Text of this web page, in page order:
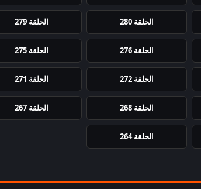
الحلقة 280 الحلقة 279
الحلقة 276 الحلقة 275
الحلقة 272 الحلقة 271
الحلقة 268 الحلقة 267
الحلقة 264